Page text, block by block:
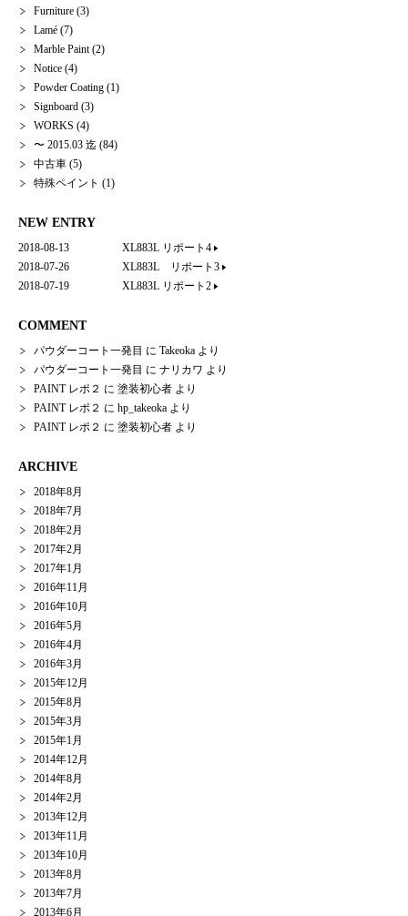
Furniture (3)
Lamé (7)
Marble Paint(2)
Notice (4)
Powder Coating (1)
Signboard (3)
WORKS (4)
〜 2015.03 迄 (84)
中古車 (5)
特殊ペイント (1)
NEW ENTRY
2018-08-13
XL883L リポート4
2018-07-26
XL883L リポート3
2018-07-19
XL883L リポート2
COMMENT
パウダーコート一発目 に Takeoka より
パウダーコート一発目 に ナリカワ より
PAINT レポ２ に 塗装初心者 より
PAINT レポ２ に hp_takeoka より
PAINT レポ２ に 塗装初心者 より
ARCHIVE
2018年8月
2018年7月
2018年2月
2017年2月
2017年1月
2016年11月
2016年10月
2016年5月
2016年4月
2016年3月
2015年12月
2015年8月
2015年3月
2015年1月
2014年12月
2014年8月
2014年2月
2013年12月
2013年11月
2013年10月
2013年8月
2013年7月
2013年6月